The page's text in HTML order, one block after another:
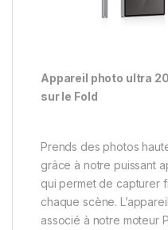
Appareil photo ultra
sur le Fold
Prends des photos
grâce à notre puissant
qui permet de capturer
chaque scène.
associé à notre moteur